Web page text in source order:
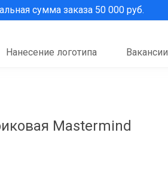
Вакансии
Нанесение логотипа
сумма заказа 50 000 руб.
Mastermind